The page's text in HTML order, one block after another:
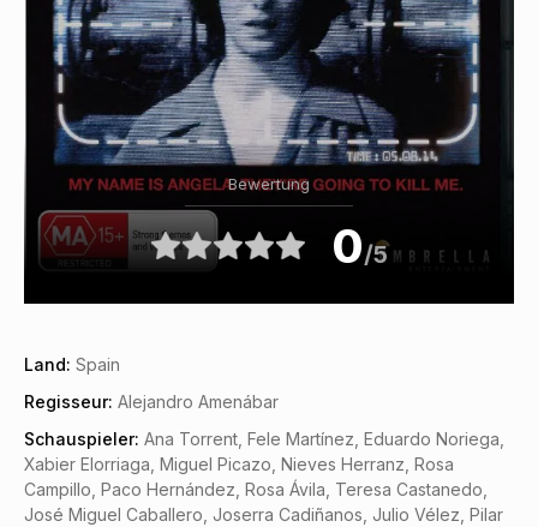
Bewertung
0/5
Land: Spain
Regisseur: Alejandro Amenábar
Schauspieler: Ana Torrent, Fele Martínez, Eduardo Noriega,
Xabier Elorriaga, Miguel Picazo, Nieves Herranz, Rosa
Campillo, Paco Hernández, Rosa Ávila, Teresa Castanedo,
José Miguel Caballero, Joserra Cadiñanos, Julio Vélez, Pilar